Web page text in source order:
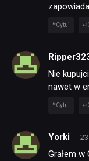
Cytuj
Nie
nawet w
Cytuj
Yorki
Grałem w